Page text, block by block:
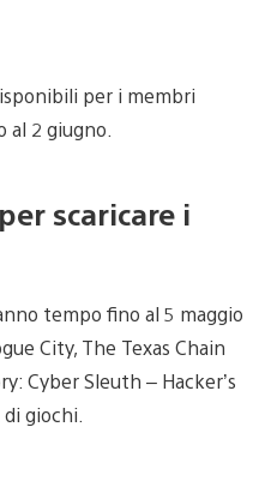
per i membri
al 2 giugno.
scaricare i
tempo fino al 5 maggio
City, The Texas Chain
Cyber Sleuth – Hacker’s
giochi.